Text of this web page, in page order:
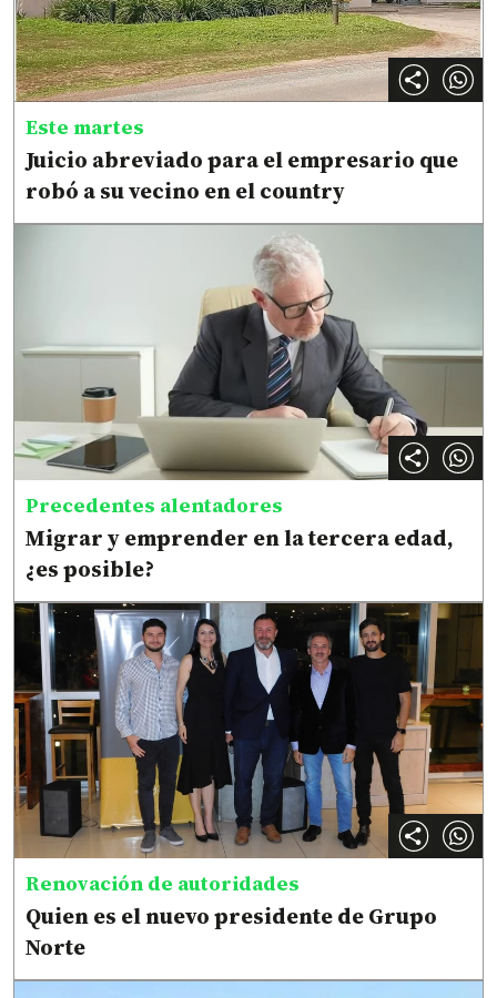
Este martes
Juicio abreviado para el empresario que
robó a su vecino en el country
Precedentes alentadores
Migrar y emprender en la tercera edad,
¿es posible?
Renovación de autoridades
Quien es el nuevo presidente de Grupo
Norte